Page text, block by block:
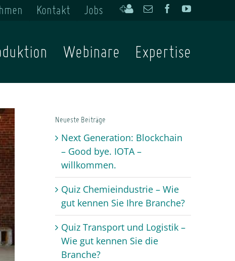
Kontakt Email FacebookYouTube
Kontakt Jobs
Webinare Expertise
Neueste Beiträge
Next Generation: Blockchain
– Good bye. IOTA –
willkommen.
Quiz Chemieindustrie – Wie
gut kennen Sie Ihre Branche?
Quiz Transport und Logistik –
Wie gut kennen Sie die
Branche?